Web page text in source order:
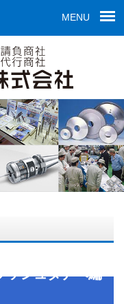
MENU
ッシュタナベ編